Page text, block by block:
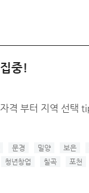
중!
격 부터 지역 선택
문경 밀양 보은
청년창업 칠곡 포천